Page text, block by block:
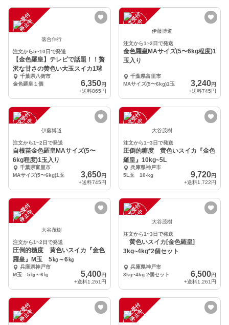
注
文
受
付
停
止
中
落合伸行
注文から5~10日で発送
【金色羅皇】テレビで話題！！贅
沢な甘さの黄色い大玉スイカ1球
千葉県八街市
金色羅皇１個
6,350円
+送料865円
注
文
受
付
停
止
中 伊藤博道
注文から1~2日で発送
金色羅皇MAサイズ(5〜6kg程度)1
玉入り
千葉県富里市
MAサイズ(5〜6kg)1玉
3,240円
+送料745円
注
文
受
付
停
止
中 伊藤博道
注文から1~2日で発送
自根苗金色羅皇MAサイズ(5〜
6kg程度)1玉入り
千葉県富里市
MAサイズ(5〜6kg)1玉
3,650円
+送料745円
注
文
受
付
停
止
中 大谷茂樹
注文から1~3日で発送
圧倒的糖度 黄色いスイカ『金色
羅皇』10kg~5L
兵庫県神戸市
5L玉 10-kg
9,720円
+送料1,722円
注
文
受
付
停
止
中
大谷茂樹
注文から1~2日で発送
圧倒的糖度 黄色いスイカ『金色
羅皇』M玉 5㎏～6㎏
兵庫県神戸市
M玉 5㎏～6㎏
5,400円
+送料1,261円
注
文
受
付
停
止
中 大谷茂樹
注文から1~3日で発送
黄色いスイカ[金色羅皇]
3kg~4kg*2個セット
兵庫県神戸市
3kg~4kg 2個セット
6,500円
+送料1,261円
注
文
受
付
停
止
中 注
文
受
付
停
止
中